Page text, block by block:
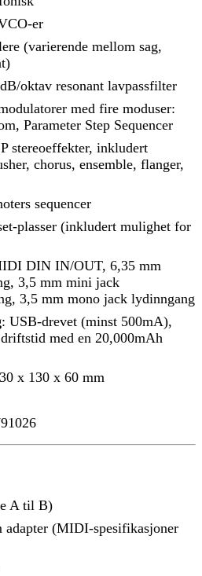
er
(varierende mellom sag,
oktav resonant lavpassfilter
med fire moduser:
Parameter Step Sequencer
stereoeffekter, inkludert
chorus, ensemble, flanger,
sequencer
plasser (inkludert mulighet for
DIN IN/OUT, 6,35 mm
3,5 mm mini jack
3,5 mm mono jack lydinngang
: USB-drevet (minst 500mA),
med en 20,000mAh
x 130 x 60 mm
A til B)
(MIDI-spesifikasjoner